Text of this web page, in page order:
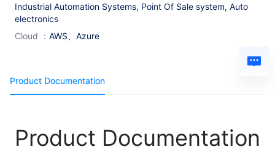
Industrial Automation Systems, Point Of Sale system, Auto
electronics
Cloud ： AWS、Azure
Product Documentation
Product Documentation